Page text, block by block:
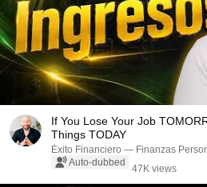
If You Lose Your Job
Things TODAY
Éxito Financiero — Finanzas
Auto-dubbed
47K views